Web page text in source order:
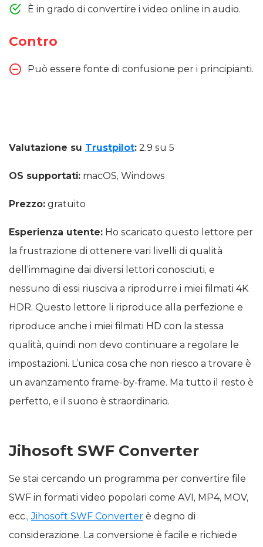
È in grado di convertire i video online in audio.
Contro
Può essere fonte di confusione per i principianti.
Valutazione su Trustpilot: 2.9 su 5
OS supportati: macOS, Windows
Prezzo: gratuito
Esperienza utente: Ho scaricato questo lettore per
la frustrazione di ottenere vari livelli di qualità
dell’immagine dai diversi lettori conosciuti, e
nessuno di essi riusciva a riprodurre i miei filmati 4K
HDR. Questo lettore li riproduce alla perfezione e
riproduce anche i miei filmati HD con la stessa
qualità, quindi non devo continuare a regolare le
impostazioni. L’unica cosa che non riesco a trovare è
un avanzamento frame-by-frame. Ma tutto il resto è
perfetto, e il suono è straordinario.
Jihosoft SWF Converter
Se stai cercando un programma per convertire file
SWF in formati video popolari come AVI, MP4, MOV,
ecc.,Jihosoft SWF Converter è degno di
considerazione. La conversione è facile e richiede